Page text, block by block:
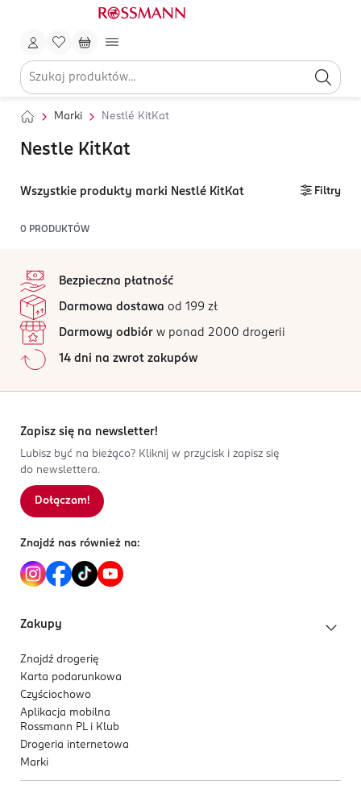
Marki Nestlé KitKat
Nestle KitKat
Wszystkie produkty marki Nestlé KitKat Filtry
0 PRODUKTÓW
Bezpieczna płatność
Darmowa dostawa od 199 zł
Darmowy odbiór w ponad 2000 drogerii
14 dni na zwrot zakupów
Zapisz się na newsletter!
Lubisz być na bieżąco? Kliknij w przycisk i zapisz się
do newslettera.
Dołączam!
Znajdź nas również na:
Zakupy
Znajdź drogerię
Karta podarunkowa
Czyściochowo
Aplikacja mobilna
Rossmann PL i Klub
Drogeria internetowa
Marki